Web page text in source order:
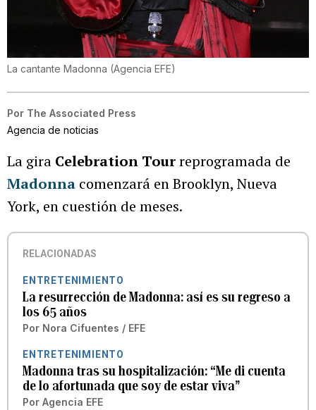
La cantante Madonna (Agencia EFE)
Por The Associated Press
Agencia de noticias
La gira Celebration Tourreprogramada de
Madonna comenzará en Brooklyn, Nueva
York, en cuestión de meses.
RELACIONADAS
ENTRETENIMIENTO
La resurrección de Madonna: así es su regreso a
los 65 años
Por Nora Cifuentes / EFE
ENTRETENIMIENTO
Madonna tras su hospitalización: “Me di cuenta
de lo afortunada que soy de estar viva”
Por Agencia EFE